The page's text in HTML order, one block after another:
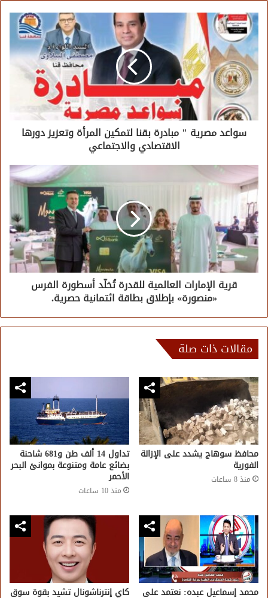
سواعد مصرية " مبادرة بقنا لتمكين المرأة وتعزيز دورها
الاقتصادي والاجتماعي
قرية الإمارات العالمية للقدرة تُخلّد أسطورة الفرس
«منصورة» بإطلاق بطاقة ائتمانية حصرية.
مقالات ذات صلة
محافظ سوهاج يشدد على الإزالة
الفورية
منذ 8 ساعات
تداول 14 ألف طن و681 شاحنة
بضائع عامة ومتنوعة بموانئ البحر
الأحمر
منذ 10 ساعات
محمد إسماعيل عبده: نعتمد على كاي إنترناشونال تشيد بقوة سوق